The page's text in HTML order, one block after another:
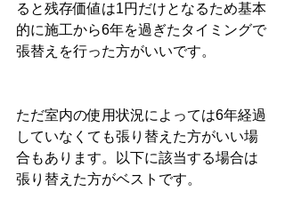
ると残存価値は1円だけとなるため基本
的に施工から6年を過ぎたタイミングで
張替えを行った方がいいです。
ただ室内の使用状況によっては6年経過
していなくても張り替えた方がいい場
合もあります。以下に該当する場合は
張り替えた方がベストです。